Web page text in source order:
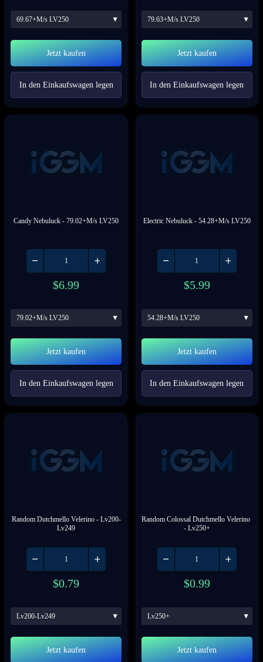
69.67+M/s LV250
Jetzt kaufen
In den Einkaufswagen legen
79.63+M/s LV250
Jetzt kaufen
In den Einkaufswagen legen
Candy Nebuluck - 79.02+M/s LV250
$6.99
79.02+M/s LV250
Jetzt kaufen
In den Einkaufswagen legen
Electric Nebuluck - 54.28+M/s LV250
$5.99
54.28+M/s LV250
Jetzt kaufen
In den Einkaufswagen legen
Random Dutchmello Velerino - Lv200-
Lv249
$0.79
Lv200-Lv249
Jetzt kaufen
Random Colossal Dutchmello Velerino
- Lv250+
$0.99
Lv250+
Jetzt kaufen